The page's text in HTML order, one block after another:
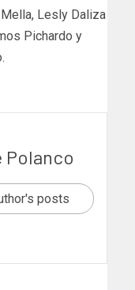
Lesly Daliza
Pichardo y
Polanco
posts